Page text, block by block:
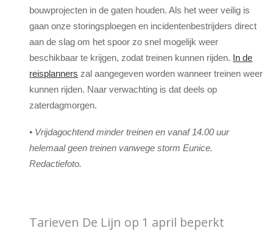
bouwprojecten in de gaten houden. Als het weer veilig is
gaan onze storingsploegen en incidentenbestrijders direct
aan de slag om het spoor zo snel mogelijk weer
beschikbaar te krijgen, zodat treinen kunnen rijden. In de
reisplanners zal aangegeven worden wanneer treinen weer
kunnen rijden. Naar verwachting is dat deels op
zaterdagmorgen.
• Vrijdagochtend minder treinen en vanaf 14.00 uur
helemaal geen treinen vanwege storm Eunice.
Redactiefoto.
Tarieven De Lijn op 1 april beperkt